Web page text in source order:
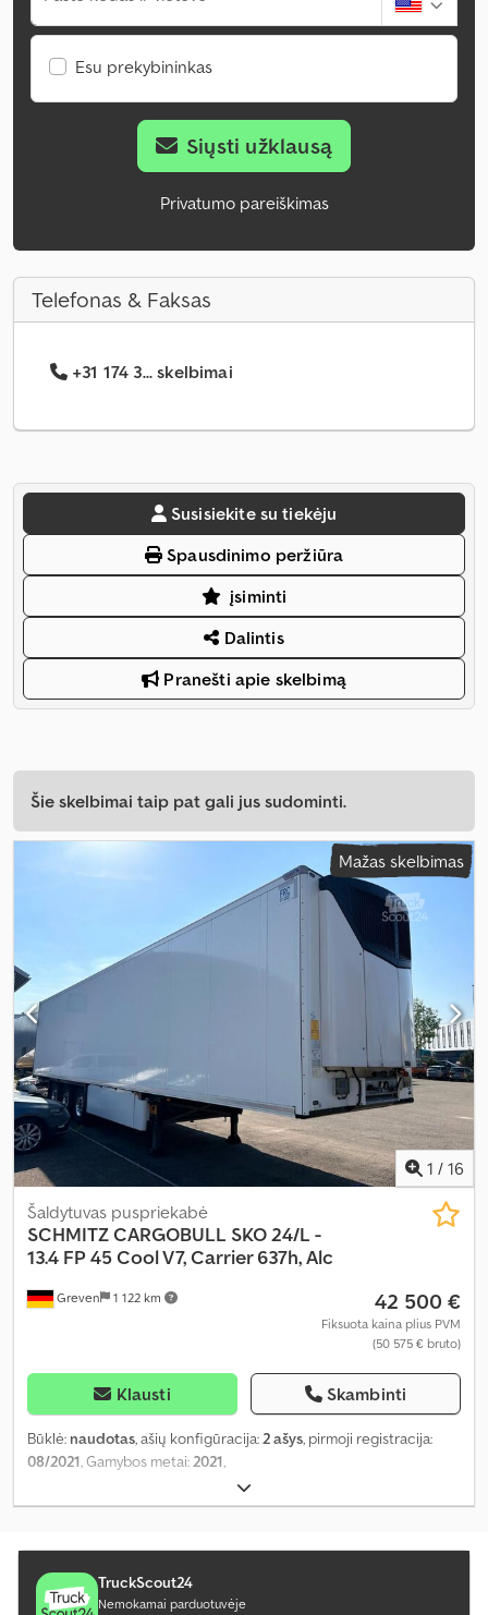
Esu prekybininkas
Siųsti užklausą
Privatumo pareiškimas
Telefonas & Faksas
+31 174 3... skelbimai
Susisiekite su tiekėju
Spausdinimo peržiūra
įsiminti
Dalintis
Pranešti apie skelbimą
Šie skelbimai taip pat gali jus sudominti.
Mažas skelbimas
1 / 16
Greven 1 122 km
Šaldytuvas puspriekabė
SCHMITZ CARGOBULL SKO 24/L -
13.4 FP 45 Cool V7, Carrier 637h, Alc
42 500 €
Fiksuota kaina plius PVM
(50 575 € bruto)
Klausti Skambinti
Būklė: naudotas, ašių konfigūracija: 2 ašys, pirmoji registracija:
08/2021 , Gamybos metai: 2021
TruckScout24
Nemokamai parduotuvėje